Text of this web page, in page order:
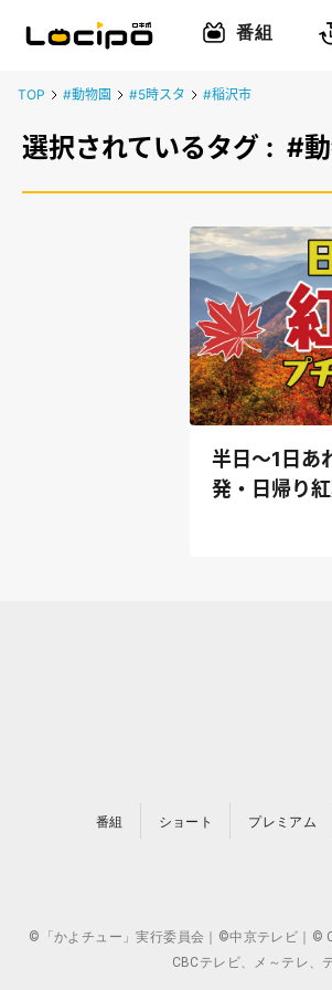
番組
TOP #動物園 #5時スタ #稲沢市
選択されているタグ : #
半日～1日あ
発・日帰り
番組 ショート プレミアム
©「かよチュー」実行委員会｜©中京テレビ｜©
CBCテレビ、メ～テレ